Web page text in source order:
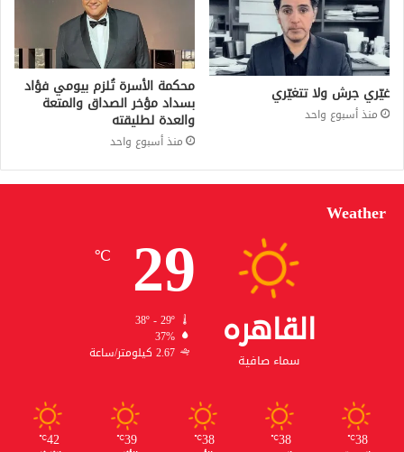
غيّري جرش ولا تتغيّري
منذ أسبوع واحد
محكمة الأسرة تُلزم بيومي فؤاد
بسداد مؤخر الصداق والمتعة
والعدة لطليقته
منذ أسبوع واحد
Weather
القاهره
سماء صافية
29
℃
38º - 29º
37%
2.67 كيلومتر/ساعة
38
℃
38
℃
38
℃
39
℃
42
℃